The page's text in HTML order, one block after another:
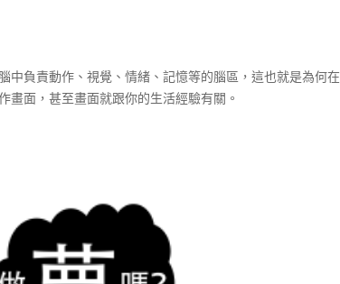
負責動作、視覺、情緒、記憶等的腦區，這也就是為何在
面，甚至畫面就跟你的生活經驗有關。